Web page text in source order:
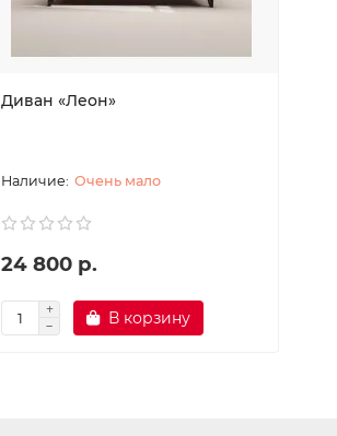
Диван «Леон»
Очень мало
24 800 р.
В корзину